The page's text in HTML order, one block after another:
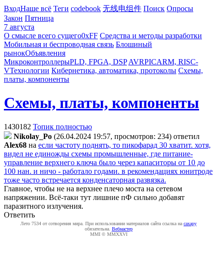
ВходНаше всё Теги codebook 无线电组件 Поиск Опросы
Закон Пятница
7 августа
О смысле всего сущего0xFF Средства и методы разработки
Мобильная и беспроводная связь Блошиный
рынокОбъявления
МикроконтроллерыPLD, FPGA, DSP AVRPICARM, RISC-
VТехнологии Кибернетика, автоматика, протоколы Схемы,
платы, компоненты
Схемы, платы, компоненты
1430182 Топик полностью
Nikolay_Po (26.04.2024 19:57, просмотров: 234) ответил
Alex68 на если частоту поднять, то пикофарад 30 хватит. хотя,
видел не единожды схемы промышленные, где питание-
управление верхнего ключа было через капаситоры от 10 до
100 нан. и ничо - работало годами. в рекомендациях юнитроде
тоже часто встречается конденсаторная развязка.
Главное, чтобы не на верхнее плечо моста на сетевом
напряжении. Всё-таки тут лишние пФ сильно добавят
паразитного излучения.
Ответить
Лето 7534 от сотворения мира. При использовании материалов сайта ссылка на caxapу
обязательна. Вебмастер
MMI © MMXXVI